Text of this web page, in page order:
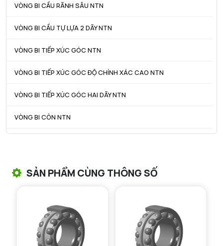
VÒNG BI CẦU RÃNH SÂU NTN
VÒNG BI CẦU TỰ LỰA 2 DÃY NTN
VÒNG BI TIẾP XÚC GÓC NTN
VÒNG BI TIẾP XÚC GÓC ĐỘ CHÍNH XÁC CAO NTN
VÒNG BI TIẾP XÚC GÓC HAI DÃY NTN
VÒNG BI CÔN NTN
VÒNG BI KIM NTN
VÒNG BI CHẶN TRỤC NTN
SẢN PHẨM CÙNG THÔNG SỐ